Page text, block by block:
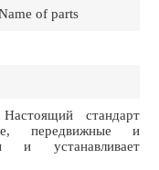
of parts
стандарт
передвижные и
и устанавливает